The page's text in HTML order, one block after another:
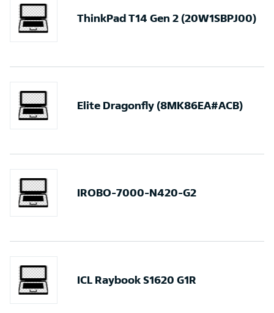
ThinkPad T14 Gen 2 (20W1SBPJ00)
Elite Dragonfly (8MK86EA#ACB)
IROBO-7000-N420-G2
ICL Raybook S1620 G1R